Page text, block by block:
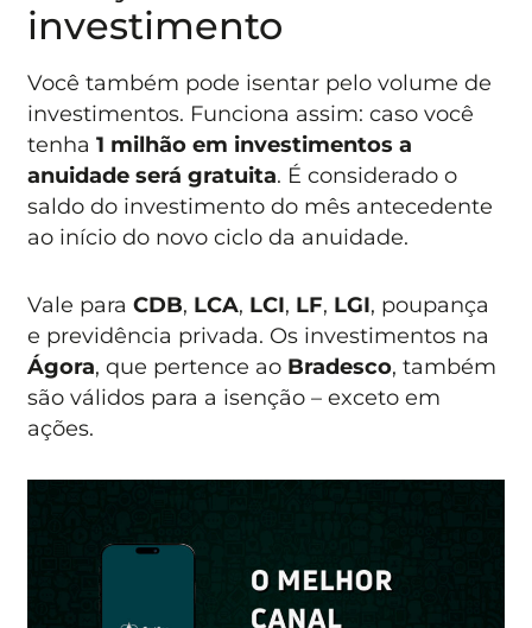
investimento
Você também pode isentar pelo volume de
investimentos. Funciona assim: caso você
tenha 1 milhão em investimentos a
anuidade será gratuita. É considerado o
saldo do investimento do mês antecedente
ao início do novo ciclo da anuidade.
Vale paraCDB, LCA, LCI, LF, LGI, poupança
e previdência privada. Os investimentos na
Ágora, que pertence ao Bradesco, também
são válidos para a isenção – exceto em
ações.